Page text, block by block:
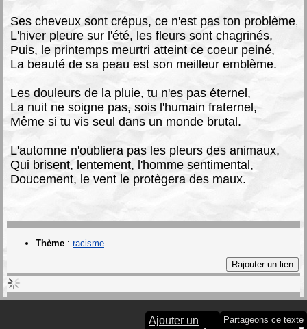
Ses cheveux sont crépus, ce n'est pas ton problème,
L'hiver pleure sur l'été, les fleurs sont chagrinés,
Puis, le printemps meurtri atteint ce coeur peiné,
La beauté de sa peau est son meilleur emblème.
Les douleurs de la pluie, tu n'es pas éternel,
La nuit ne soigne pas, sois l'humain fraternel,
Même si tu vis seul dans un monde brutal.
L'automne n'oubliera pas les pleurs des animaux,
Qui brisent, lentement, l'homme sentimental,
Doucement, le vent le protègera des maux.
Thème : racisme
Ajouter un
Partageons ce texte